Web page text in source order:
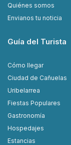
Quiénes somos
Envianos tu noticia
Guía del Turista
Cómo llegar
Ciudad de Cañuelas
Uribelarrea
Fiestas Populares
Gastronomía
Hospedajes
Estancias